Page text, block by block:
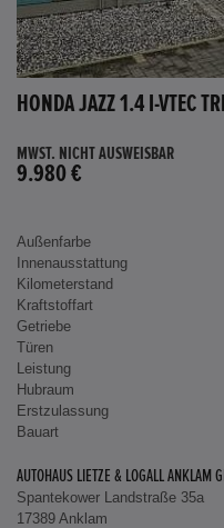
HONDA JAZZ 1.4 I-VTEC
MWST. NICHT AUSWEISBAR
9.980 €
Außenfarbe
Innenausstattung
Kilometerstand
Kraftstoffart
Getriebe
Türen
Leistung
Hubraum
Erstzulassung
Bauart
AUTOHAUS LIETZE & LOGALL ANKLAM
Spantekower Landstraße 35a
17389 Anklam